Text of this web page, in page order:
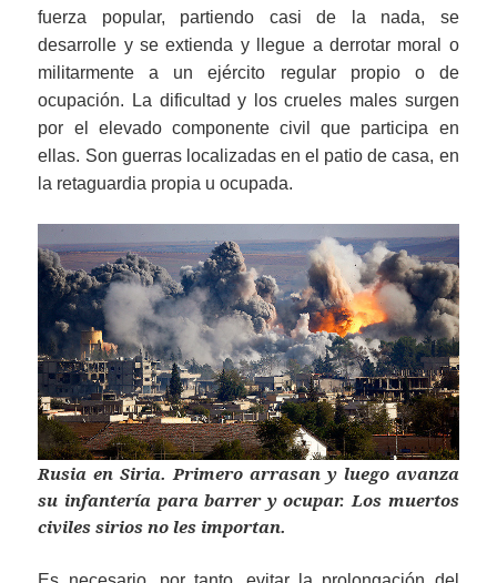
fuerza popular, partiendo casi de la nada, se
desarrolle y se extienda y llegue a derrotar moral o
militarmente a un ejército regular propio o de
ocupación. La dificultad y los crueles males surgen
por el elevado componente civil que participa en
ellas. Son guerras localizadas en el patio de casa, en
la retaguardia propia u ocupada.
Rusia en Siria. Primero arrasan y luego avanza
su infantería para barrer y ocupar. Los muertos
civiles sirios no les importan.